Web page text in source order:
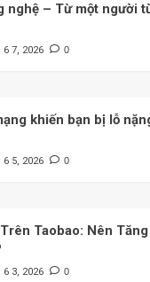
nghệ – Từ một người
7, 2026 0
khiến bạn bị lỗ
5, 2026 0
Taobao: Nên
3, 2026 0